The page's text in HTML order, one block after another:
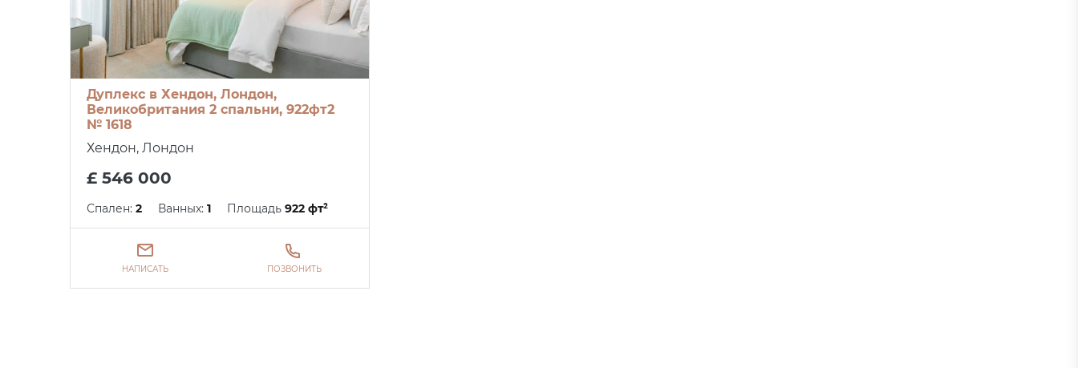
Дуплекс в Хендон, Лондон,
Великобритания 2 спальни, 922фт2
№ 1618
Хендон, Лондон
£ 546 000
Спален: 2 Ванных: 1 Площадь 922 фт²
НАПИСАТЬ ПОЗВОНИТЬ